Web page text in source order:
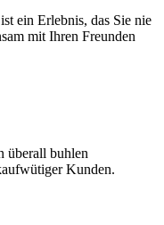
ein Erlebnis, das Sie nie
mit Ihren Freunden
überall buhlen
Kunden.